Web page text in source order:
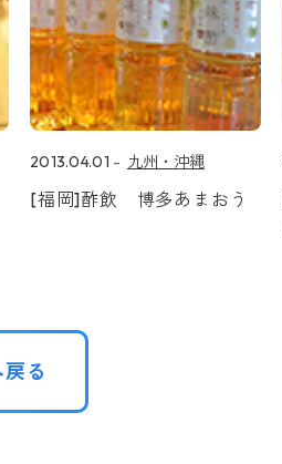
2013.04.01 九州・沖縄
[福岡]酢飲 博多あまおう
る